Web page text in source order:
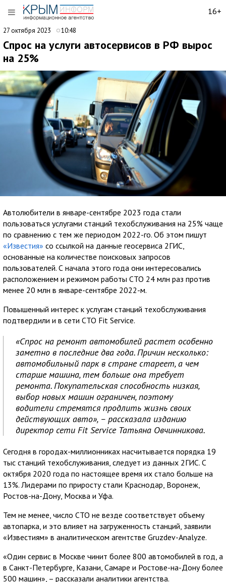
16+
27 октября 2023 10:48
Спрос на услуги автосервисов в РФ вырос
на 25%
Автолюбители в январе-сентябре 2023 года стали
пользоваться услугами станций техобслуживания на 25% чаще
по сравнению с тем же периодом 2022-го. Об этом пишут
«Известия» со ссылкой на данные геосервиса 2ГИС,
основанные на количестве поисковых запросов
пользователей. С начала этого года они интересовались
расположением и режимом работы СТО 24 млн раз против
менее 20 млн в январе-сентябре 2022-м.
Повышенный интерес к услугам станций техобслуживания
подтвердили и в сети СТО Fit Service.
«Спрос на ремонт автомобилей растет особенно
заметно в последние два года. Причин несколько:
автомобильный парк в стране стареет, а чем
старше машина, тем больше она требует
ремонта. Покупательская способность низкая,
выбор новых машин ограничен, поэтому
водители стремятся продлить жизнь своих
действующих авто», – рассказала изданию
директор сети Fit Service Татьяна Овчинникова.
Сегодня в городах-миллионниках насчитывается порядка 19
тыс станций техобслуживания, следует из данных 2ГИС. С
октября 2020 года по настоящее время их стало больше на
13%. Лидерами по приросту стали Краснодар, Воронеж,
Ростов-на-Дону, Москва и Уфа.
Тем не менее, число СТО не везде соответствует объему
автопарка, и это влияет на загруженность станций, заявили
«Известиям» в аналитическом агентстве Gruzdev-Analyze.
«Один сервис в Москве чинит более 800 автомобилей в год, а
в Санкт-Петербурге, Казани, Самаре и Ростове-на-Дону более
500 машин», – рассказали аналитики агентства.